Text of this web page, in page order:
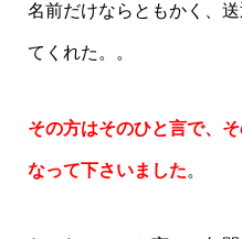
名前だけならともかく、
てくれた。。
その方はそのひと言で、
なって下さいました。